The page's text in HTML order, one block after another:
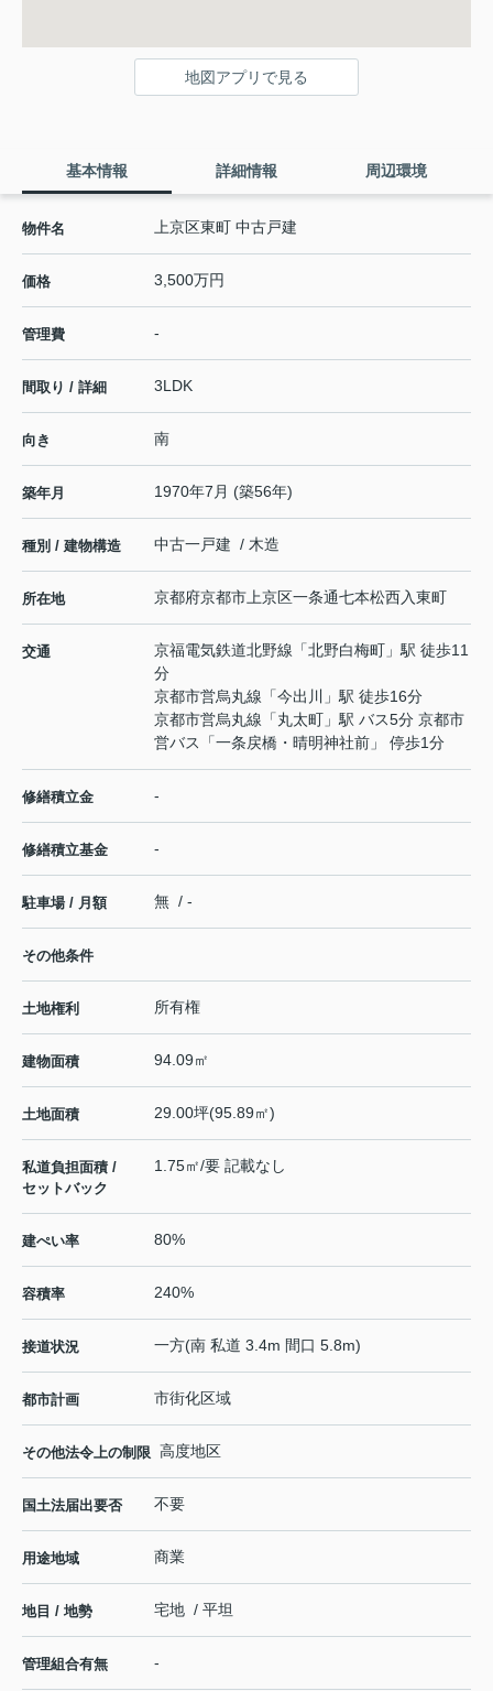
地図アプリで見る
基本情報 詳細情報 周辺環境
物件名 上京区東町 中古戸建
価格 3,500万円
管理費 -
間取り / 詳細 3LDK
向き 南
築年月 1970年7月 (築56年)
種別 / 建物構造 中古一戸建 / 木造
所在地 京都府京都市上京区一条通七本松西入東町
交通 京福電気鉄道北野線 「北野白梅町 」駅 徒歩11
分
京都市営烏丸線 「今出川
」駅 徒歩16分
京都市営烏丸線 「丸太町 」駅 バス5分 京都市
営バス「一条戻橋・晴明神社前」 停歩1分
修繕積立金 -
修繕積立基金 -
駐車場 / 月額 無 / -
その他条件
土地権利 所有権
建物面積 94.09㎡
土地面積 29.00坪(95.89㎡)
私道負担面積 /
セットバック
1.75㎡/要 記載なし
建ぺい率 80%
容積率 240%
接道状況 一方(南 私道 3.4m 間口 5.8m)
都市計画 市街化区域
その他法令上の制限 高度地区
国土法届出要否 不要
用途地域 商業
地目 / 地勢 宅地 / 平坦
管理組合有無 -